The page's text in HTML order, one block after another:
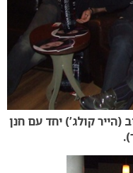
(הייר קולג’) יחד עם חנן